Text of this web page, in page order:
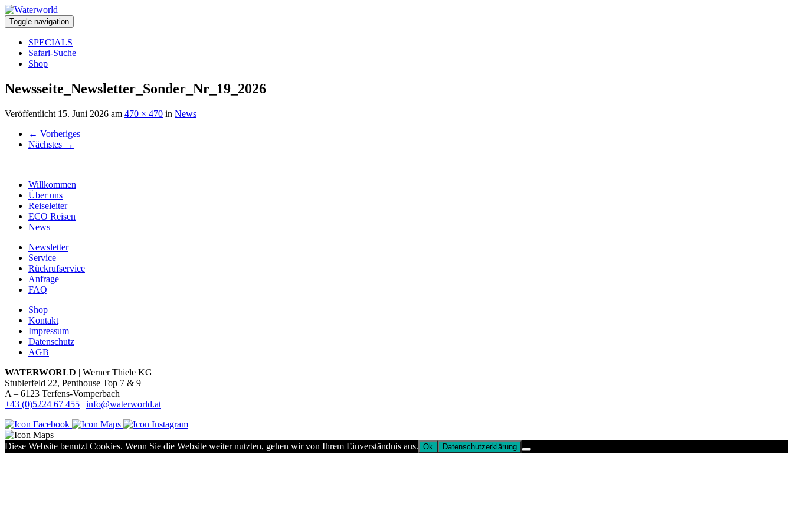
Toggle navigation
SPECIALS
Safari-Suche
Shop
Newsseite_Newsletter_Sonder_Nr_19_2026
Veröffentlicht 15. Juni 2026 am 470 × 470 in News
← Vorheriges
Nächstes →
Willkommen
Über uns
Reiseleiter
ECO Reisen
News
Newsletter
Service
Rückrufservice
Anfrage
FAQ
Shop
Kontakt
Impressum
Datenschutz
AGB
WATERWORLD | Werner Thiele KG
Stublerfeld 22, Penthouse Top 7 & 9
A – 6123 Terfens-Vomperbach
+43 (0)5224 67 455 | info@waterworld.at
Diese Website benutzt Cookies. Wenn Sie die Website weiter nutzten, gehen wir von Ihrem Einverständnis aus. Ok Datenschutzerklärung